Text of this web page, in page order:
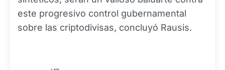
este progresivo control gubernamental
sobre las criptodivisas, concluyó Rausis.